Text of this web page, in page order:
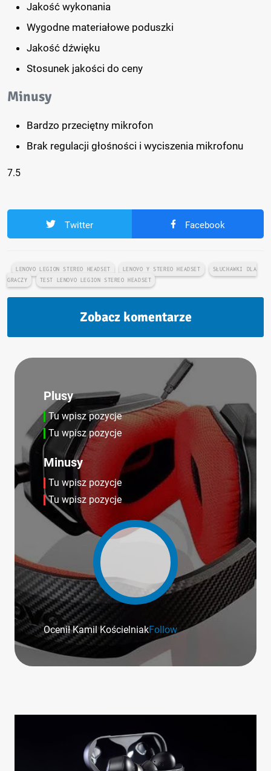
Jakość wykonania
Wygodne materiałowe poduszki
Jakość dźwięku
Stosunek jakości do ceny
Minusy
Bardzo przeciętny mikrofon
Brak regulacji głośności i wyciszenia mikrofonu
7.5
Twitter Facebook
LENOVO LEGION STEREO HEADSET LENOVO Y STEREO HEADSET
SŁUCHAWKI DLA
GRACZY
TEST LENOVO LEGION STEREO HEADSET
Zobacz komentarze
Plusy
Tu wpisz pozycje
Tu wpisz pozycje
Minusy
Tu wpisz pozycje
Tu wpisz pozycje
Ocenił Kamil KościelniakFollow